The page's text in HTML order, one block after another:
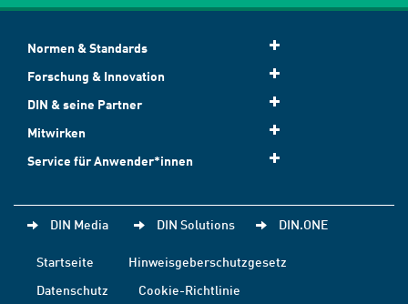
Normen & Standards
Forschung & Innovation
DIN & seine Partner
Mitwirken
Service für Anwender*innen
DIN Media DIN Solutions DIN.ONE
Startseite
Hinweisgeberschutzgesetz
Datenschutz
Cookie-Richtlinie